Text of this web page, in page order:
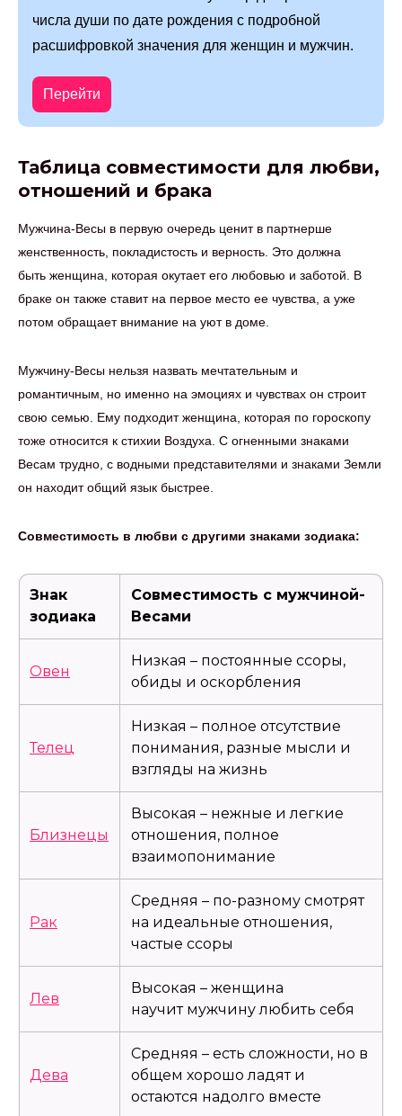
числа души по дате рождения с подробной
расшифровкой значения для женщин и мужчин.
Перейти
Таблица совместимости для любви,
отношений и брака
Мужчина-Весы в первую очередь ценит в партнерше
женственность, покладистость и верность. Это должна
быть женщина, которая окутает его любовью и заботой. В
браке он также ставит на первое место ее чувства, а уже
потом обращает внимание на уют в доме.
Мужчину-Весы нельзя назвать мечтательным и
романтичным, но именно на эмоциях и чувствах он строит
свою семью. Ему подходит женщина, которая по гороскопу
тоже относится к стихии Воздуха. С огненными знаками
Весам трудно, с водными представителями и знаками Земли
он находит общий язык быстрее.
Совместимость в любви с другими знаками зодиака:
Знак
зодиака
Совместимость с мужчиной-
Весами
Овен
Низкая – постоянные ссоры,
обиды и оскорбления
Телец
Низкая – полное отсутствие
понимания, разные мысли и
взгляды на жизнь
Близнецы
Высокая – нежные и легкие
отношения, полное
взаимопонимание
Рак
Средняя – по-разному смотрят
на идеальные отношения,
частые ссоры
Лев
Высокая – женщина
научит мужчину любить себя
Дева
Средняя – есть сложности, но в
общем хорошо ладят и
остаются надолго вместе